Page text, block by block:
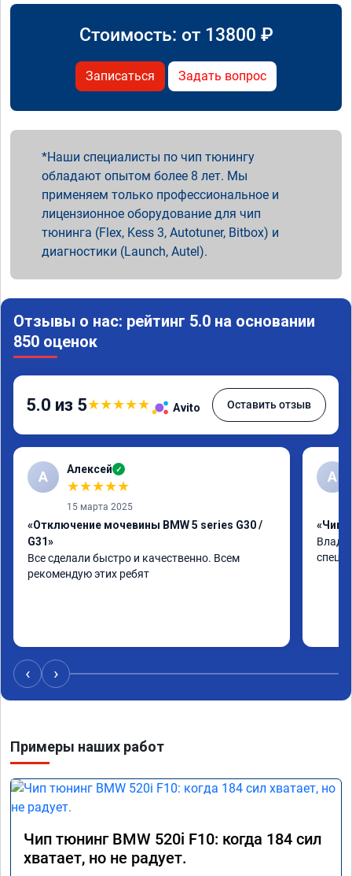
Стоимость: от 13800 ₽
Записаться Задать вопрос
Наши специалисты по чип тюнингу
обладают опытом более 8 лет. Мы
применяем только профессиональное и
лицензионное оборудование для чип
тюнинга (Flex, Kess 3, Autotuner, Bitbox) и
диагностики (Launch, Autel).
Отзывы о нас: рейтинг 5.0 на основании
850 оценок
5.0 из 5★★★★★ Avito Оставить отзыв
А Алексей ✓
★★★★★
15 марта 2025
«Отключение мочевины BMW 5 series G30 /
G31»
Все сделали быстро и качественно. Всем
рекомендую этих ребят
А
«Чип
‹ ›
Примеры наших работ
Чип тюнинг BMW 520i F10: когда 184 сил
хватает, но не радует.